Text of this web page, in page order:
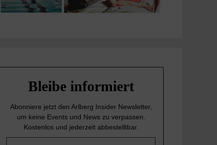
Bleibe informiert
Abonniere jetzt den Arlberg Insider Newsletter,
um keine Events und Newszu verpassen.
Kostenlos und jederzeit abbestelltbar.